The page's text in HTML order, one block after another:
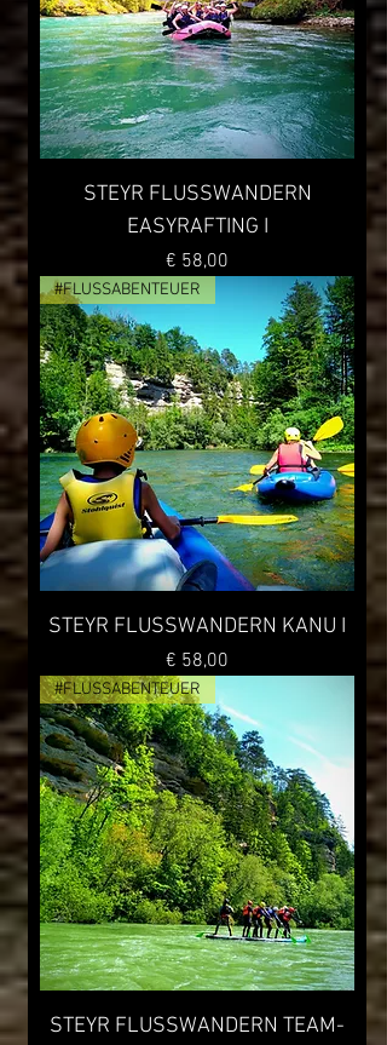
STEYR FLUSSWANDERN
EASYRAFTING I
Preis
€ 58,00
#FLUSSABENTEUER
STEYR FLUSSWANDERN KANU I
Preis
€ 58,00
#FLUSSABENTEUER
STEYR FLUSSWANDERN TEAM-